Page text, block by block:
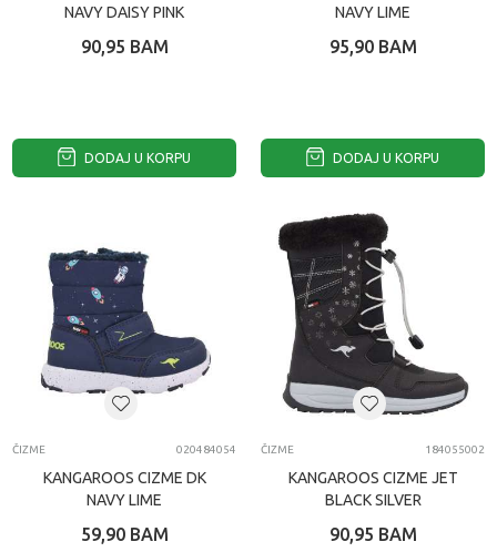
NAVY DAISY PINK
90,95 BAM
DODAJ U KORPU
NAVY LIME
95,90 BAM
DODAJ U KORPU
ČIZME 020484054
KANGAROOS CIZME DK
NAVY LIME
59,90 BAM
ČIZME 184055002
KANGAROOS CIZME JET
BLACK SILVER
90,95 BAM